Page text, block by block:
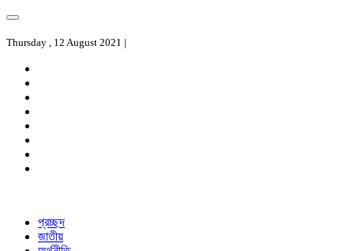
Thursday , 12 August 2021 |
প্রচ্ছদ
জাতীয়